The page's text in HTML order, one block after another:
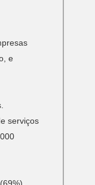
e
serviços